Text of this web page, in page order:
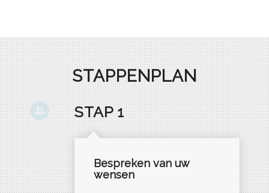
STAPPENPLAN
STAP 1
Bespreken van uw
wensen